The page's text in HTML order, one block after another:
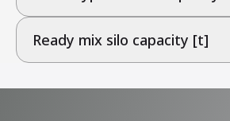
Ready mix silo capacity [t]